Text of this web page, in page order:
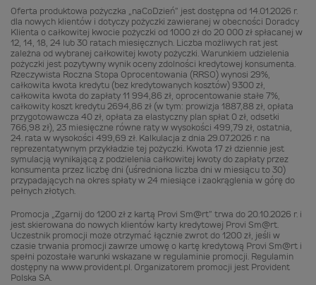
Oferta produktowa pożyczka „naCoDzień” jest dostępna od 14.01.2026 r.
dla nowych klientów i dotyczy pożyczki zawieranej w obecności Doradcy
Klienta o całkowitej kwocie pożyczki od 1000 zł do 20 000 zł spłacanej w
12, 14, 18, 24 lub 30 ratach miesięcznych. Liczba możliwych rat jest
zależna od wybranej całkowitej kwoty pożyczki. Warunkiem udzielenia
pożyczki jest pozytywny wynik oceny zdolności kredytowej konsumenta.
Rzeczywista Roczna Stopa Oprocentowania (RRSO) wynosi 29%,
całkowita kwota kredytu (bez kredytowanych kosztów) 9300 zł,
całkowita kwota do zapłaty 11 994,86 zł, oprocentowanie stałe 7%,
całkowity koszt kredytu 2694,86 zł (w tym: prowizja 1887,88 zł, opłata
przygotowawcza 40 zł, opłata za elastyczny plan spłat 0 zł, odsetki
766,98 zł), 23 miesięczne równe raty w wysokości 499,79 zł, ostatnia,
24. rata w wysokości 499,69 zł. Kalkulacja z dnia 29.07.2026 r. na
reprezentatywnym przykładzie tej pożyczki. Kwota 17 zł dziennie jest
symulacją wynikającą z podzielenia całkowitej kwoty do zapłaty przez
konsumenta przez liczbę dni (uśredniona liczba dni w miesiącu to 30)
przypadających na okres spłaty w 24 miesiące i zaokrąglenia w górę do
pełnych złotych.
Promocja „Zgarnij do 1200 zł z kartą Provi Sm@rt” trwa do 20.10.2026 r. i
jest skierowana do nowych klientów karty kredytowej Provi Sm@rt.
Uczestnik promocji może otrzymać łącznie zwrot do 1200 zł, jeśli w
czasie trwania promocji zawrze umowę o kartę kredytową Provi Sm@rt i
spełni pozostałe warunki wskazane w regulaminie promocji. Regulamin
dostępny na www.provident.pl. Organizatorem promocji jest Provident
Polska SA.